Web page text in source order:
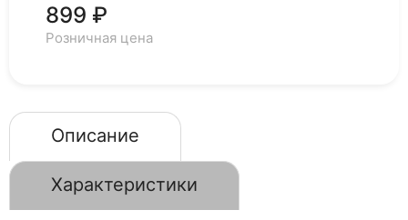
899 ₽
Розничная цена
Описание
Характеристики